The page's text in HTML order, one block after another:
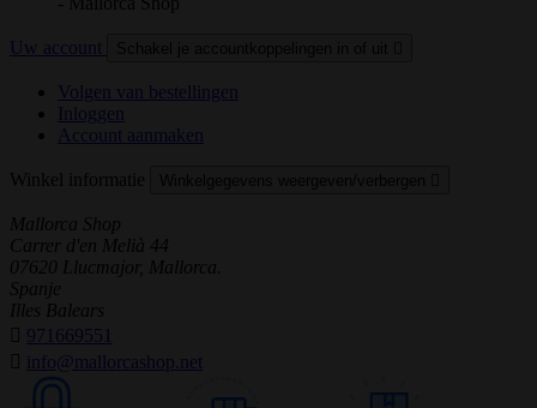
Uw account
Volgen van bestellingen
Inloggen
Account aanmaken
Winkel informatie
Mallorca Shop
Carrer d'en Melià 44
07620 Llucmajor, Mallorca.
Spanje
Illes Balears
971669551
info@mallorcashop.net